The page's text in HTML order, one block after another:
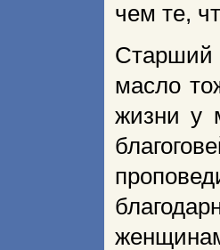
чем те,
Старший
масло
жизни у